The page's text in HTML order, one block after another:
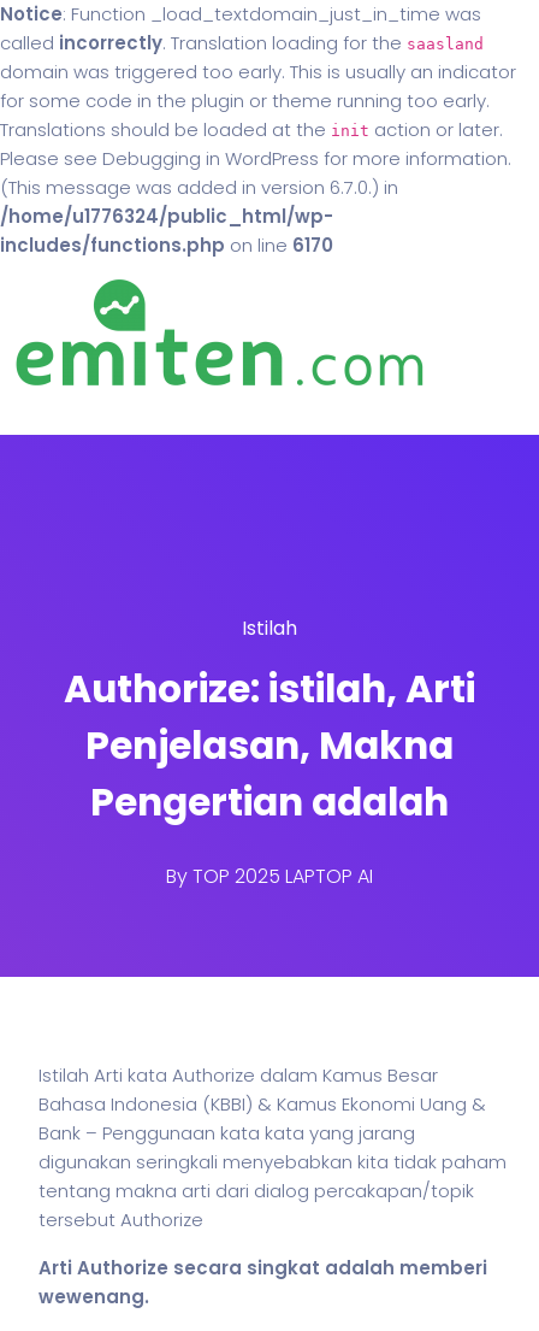
Notice: Function _load_textdomain_just_in_time was
called incorrectly. Translation loading for the saasland
domain was triggered too early. This is usually an indicator
for some code in the plugin or theme running too early.
Translations should be loaded at the init action or later.
Please see Debugging in WordPress for more information.
(This message was added in version 6.7.0.) in
/home/u1776324/public_html/wp-
includes/functions.php on line 6170
Istilah
Authorize: istilah, Arti
Penjelasan, Makna
Pengertian adalah
ByTOP 2025 LAPTOP AI
Istilah Arti kata Authorize dalam Kamus Besar
Bahasa Indonesia (KBBI) & Kamus Ekonomi Uang &
Bank – Penggunaan kata kata yang jarang
digunakan seringkali menyebabkan kita tidak paham
tentang makna arti dari dialog percakapan/topik
tersebut Authorize
Arti Authorize secara singkat adalah memberi
wewenang.